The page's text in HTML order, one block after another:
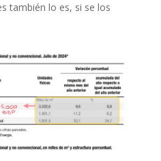
también lo es, si se los